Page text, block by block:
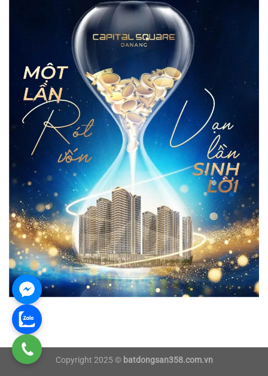
Copyright 2025 © batdongsan358.com.vn